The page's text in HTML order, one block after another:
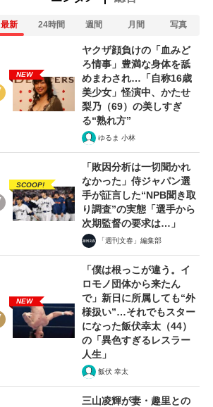
最新 24時間 週間 月間 写真
NEW
ヤクザ顔負けの「血みど
ろ情事」豊満な身体を舐
めまわされ…「自称16歳
美少女」怪演中、かたせ
梨乃（69）の美しすぎ
る“熟れ方”
ゆるま 小林
SCOOP!
「敗因分析は一切聞かれ
なかった」侍ジャパン選
手が証言した“NPB聞き取
り調査”の実態「選手から
次期監督の要求は…」
「週刊文春」編集部
NEW
「僕は根っこが違う。イ
ロモノ団体から来たん
で」新日に所属しても“外
様扱い”…それでもスター
になった飯伏幸太（44）
の「異色すぎるレスラー
人生」
飯伏 幸太
三山凌輝が妻・趣里との